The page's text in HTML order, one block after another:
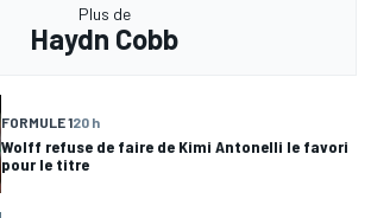
Plus de
Haydn Cobb
FORMULE 120 h
Wolff refuse de faire de Kimi Antonelli le favori
pour le titre